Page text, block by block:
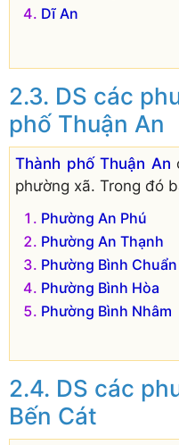
Dĩ An
DS các
phố Thuận An
Thành phố Thuận An
phường xã. Trong đó
Phường An Phú
Phường An Thạnh
Phường Bình Chuẩn
Phường Bình Hòa
Phường Bình Nhâm
DS các
Bến Cát